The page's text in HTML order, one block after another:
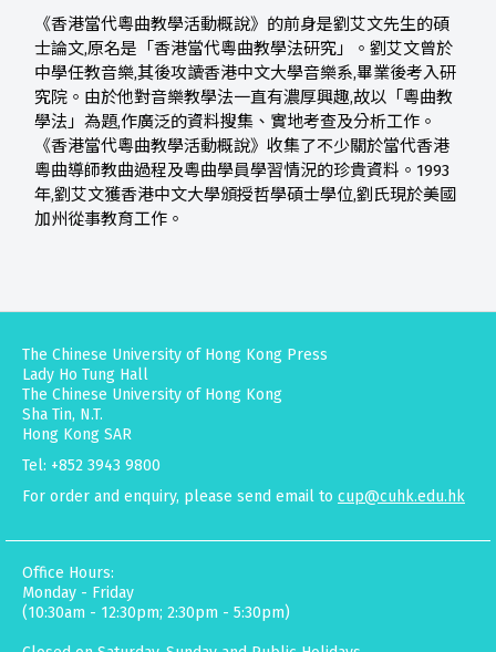
《香港當代粵曲教學活動概說》的前身是劉艾文先生的碩
士論文,原名是「香港當代粵曲教學法研究」。劉艾文曾於
中學任教音樂,其後攻讀香港中文大學音樂系,畢業後考入研
究院。由於他對音樂教學法一直有濃厚興趣,故以「粵曲教
學法」為題,作廣泛的資料搜集、實地考查及分析工作。
《香港當代粵曲教學活動概說》收集了不少關於當代香港
粵曲導師教曲過程及粵曲學員學習情況的珍貴資料。1993
年,劉艾文獲香港中文大學頒授哲學碩士學位,劉氏現於美國
加州從事教育工作。
The Chinese University of Hong Kong Press
Lady Ho Tung Hall
The Chinese University of Hong Kong
Sha Tin, N.T.
Hong Kong SAR
Tel: +852 3943 9800
For order and enquiry, please send email to cup@cuhk.edu.hk
Office Hours:
Monday - Friday
(10:30am - 12:30pm; 2:30pm - 5:30pm)